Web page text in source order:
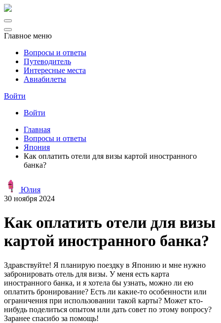
Главное меню
Вопросы и ответы
Путеводитель
Интересные места
Авиабилеты
Войти
Войти
Главная
Вопросы и ответы
Япония
Как оплатить отели для визы картой иностранного
банка?
Юлия
30 ноября 2024
Как оплатить отели для визы
картой иностранного банка?
Здравствуйте! Я планирую поездку в Японию и мне нужно
забронировать отель для визы. У меня есть карта
иностранного банка, и я хотела бы узнать, можно ли ею
оплатить бронирование? Есть ли какие-то особенности или
ограничения при использовании такой карты? Может кто-
нибудь поделиться опытом или дать совет по этому вопросу?
Заранее спасибо за помощь!